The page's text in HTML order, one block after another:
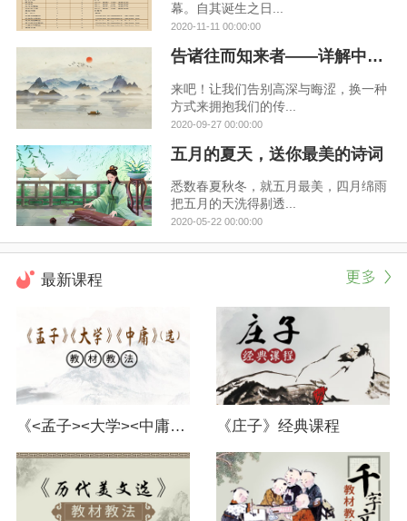
幕。自其诞生之日...
2020-11-11 00:00:00
告诸往而知来者——详解中华文化的来龙去脉
来吧！让我们告别高深与晦涩，换一种
方式来拥抱我们的传...
2020-09-27 00:00:00
五月的夏天，送你最美的诗词
悉数春夏秋冬，就五月最美，四月绵雨
把五月的天洗得剔透...
2020-05-22 00:00:00
最新课程
《<孟子><大学><中庸>（选）》教材教法 《庄子》经典课程